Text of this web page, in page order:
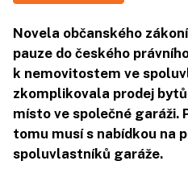
Novela občanského
pauze do českého
k nemovitostem ve
zkomplikovala prodej
místo ve společné garáži.
tomu musí s nabídkou na
spoluvlastníků garáže.